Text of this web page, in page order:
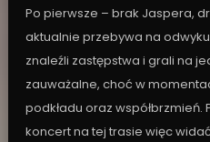
Po pierwsze – brak Jaspera,
aktualnie przebywa na
znaleźli zastępstwa i grali na
zauważalne, choć w
podkładu oraz współbrzmień.
koncert na tej trasie więc